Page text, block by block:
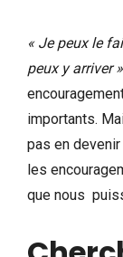
« Je peux le
peux y arriver »
importants.
pas en
les
que nous